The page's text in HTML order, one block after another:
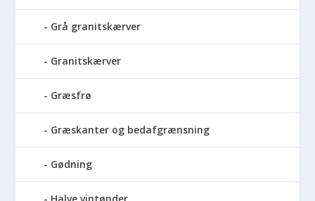
Grå granitskærver
Granitskærver
Græsfrø
Græskanter og bedafgrænsning
Gødning